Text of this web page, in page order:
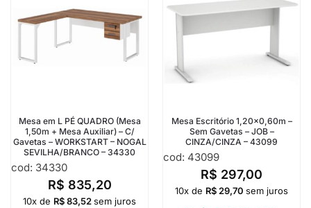
Mesa em L PÉ QUADRO (Mesa
1,50m + Mesa Auxiliar) – C/
Gavetas – WORKSTART – NOGAL
SEVILHA/BRANCO – 34330
cod: 34330
R$ 835,20
10x de R$83,52sem juros
Mesa Escritório 1,20×0,60m –
Sem Gavetas – JOB –
CINZA/CINZA – 43099
cod: 43099
R$ 297,00
10x de R$ 29,70 sem juros